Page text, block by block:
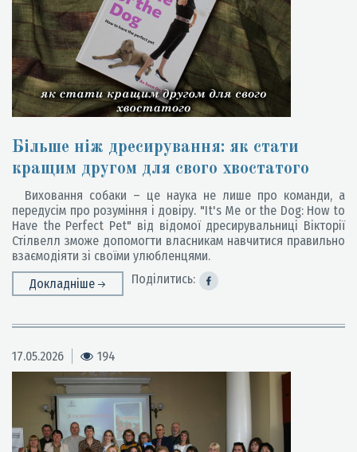
Більше ніж дресирування: як стати
кращим другом для свого хвостатого
Виховання собаки – це наука не лише про команди, а
передусім про розуміння і довіру. "It's Me or the Dog: How to
Have the Perfect Pet" від відомої дресирувальниці Вікторії
Стілвелл зможе допомогти власникам навчитися правильно
взаємодіяти зі своїми улюбленцями.
Докладніше
Поділитись:
17.05.2026 194